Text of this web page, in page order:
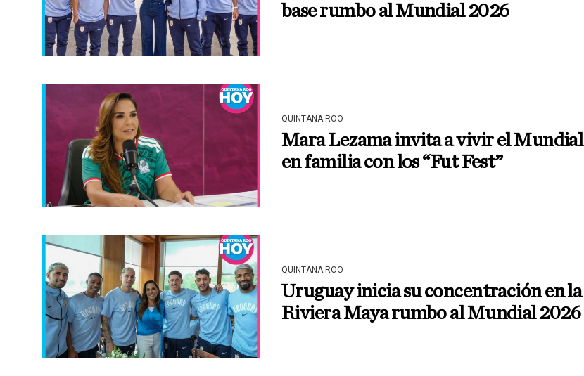
base rumbo al Mundial 2026
QUINTANA ROO
Mara Lezama invita a vivir el Mundial
en familia con los “Fut Fest”
QUINTANA ROO
Uruguay inicia su concentración en la
Riviera Maya rumbo al Mundial 2026